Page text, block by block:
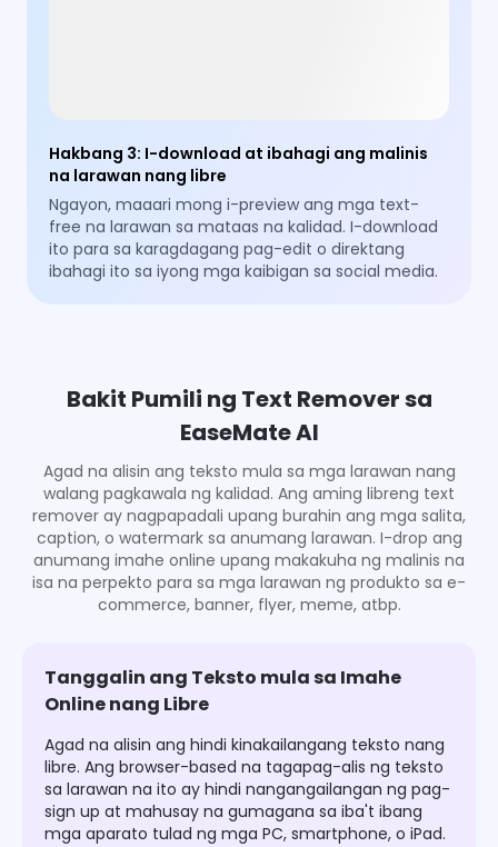
Hakbang 3: I-download at ibahagi ang malinis
na larawan nang libre
Ngayon, maaari mong i-preview ang mga text-
free na larawan sa mataas na kalidad. I-download
ito para sa karagdagang pag-edit o direktang
ibahagi ito sa iyong mga kaibigan sa social media.
Bakit Pumili ng Text Remover sa
EaseMate AI
Agad na alisin ang teksto mula sa mga larawan nang
walang pagkawala ng kalidad. Ang aming libreng text
remover ay nagpapadali upang burahin ang mga salita,
caption, o watermark sa anumang larawan. I-drop ang
anumang imahe online upang makakuha ng malinis na
isa na perpekto para sa mga larawan ng produkto sa e-
commerce, banner, flyer, meme, atbp.
Tanggalin ang Teksto mula sa Imahe
Online nang Libre
Agad na alisin ang hindi kinakailangang teksto nang
libre. Ang browser-based na tagapag-alis ng teksto
sa larawan na ito ay hindi nangangailangan ng pag-
sign up at mahusay na gumagana sa iba't ibang
mga aparato tulad ng mga PC, smartphone, o iPad.